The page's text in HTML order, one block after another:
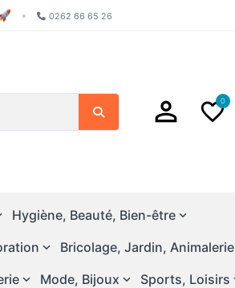
• 0262 66 65 26
Search
0
Hygiène, Beauté, Bien-être
Bricolage, Jardin, Animalerie
Mode, Bijoux Sports, Loisirs